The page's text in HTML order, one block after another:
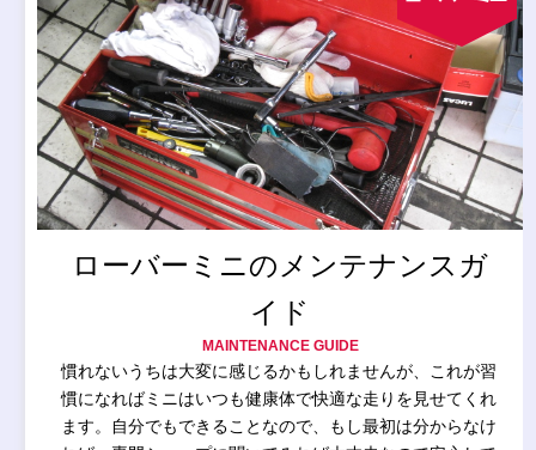
ローバーミニのメンテナンスガ
イド
MAINTENANCE GUIDE
慣れないうちは大変に感じるかもしれませんが、これが習
慣になればミニはいつも健康体で快適な走りを見せてくれ
ます。自分でもできることなので、もし最初は分からなけ